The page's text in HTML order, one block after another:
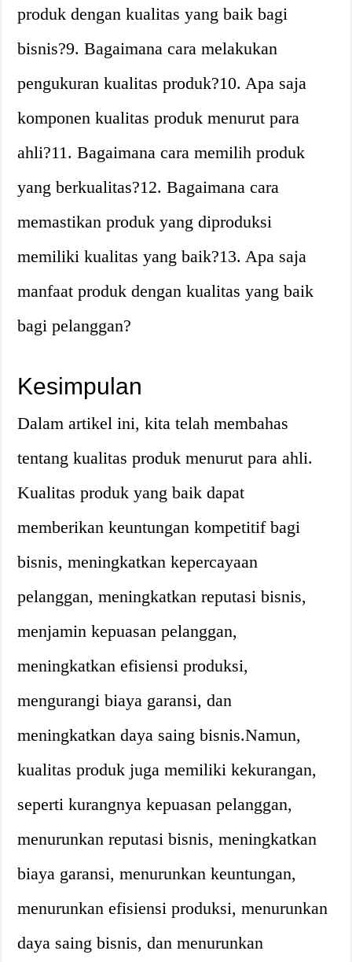
produk dengan kualitas yang baik bagi
bisnis?9. Bagaimana cara melakukan
pengukuran kualitas produk?10. Apa saja
komponen kualitas produk menurut para
ahli?11. Bagaimana cara memilih produk
yang berkualitas?12. Bagaimana cara
memastikan produk yang diproduksi
memiliki kualitas yang baik?13. Apa saja
manfaat produk dengan kualitas yang baik
bagi pelanggan?
Kesimpulan
Dalam artikel ini, kita telah membahas
tentang kualitas produk menurut para ahli.
Kualitas produk yang baik dapat
memberikan keuntungan kompetitif bagi
bisnis, meningkatkan kepercayaan
pelanggan, meningkatkan reputasi bisnis,
menjamin kepuasan pelanggan,
meningkatkan efisiensi produksi,
mengurangi biaya garansi, dan
meningkatkan daya saing bisnis.Namun,
kualitas produk juga memiliki kekurangan,
seperti kurangnya kepuasan pelanggan,
menurunkan reputasi bisnis, meningkatkan
biaya garansi, menurunkan keuntungan,
menurunkan efisiensi produksi, menurunkan
daya saing bisnis, dan menurunkan